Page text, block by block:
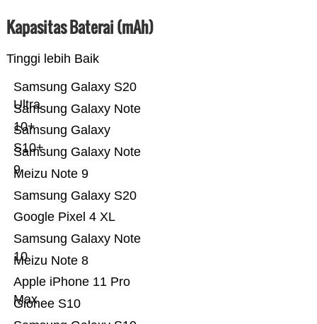
Kapasitas Baterai (mAh)
Tinggi lebih Baik
Gionee S10
Apple iPhone 11 Pro
Max
Meizu Note 8
Samsung Galaxy Note
10
Google Pixel 4 XL
Samsung Galaxy S20
Meizu Note 9
Samsung Galaxy Note
9
Samsung Galaxy
S10+
Samsung Galaxy Note
10+
Samsung Galaxy S20
Ultra